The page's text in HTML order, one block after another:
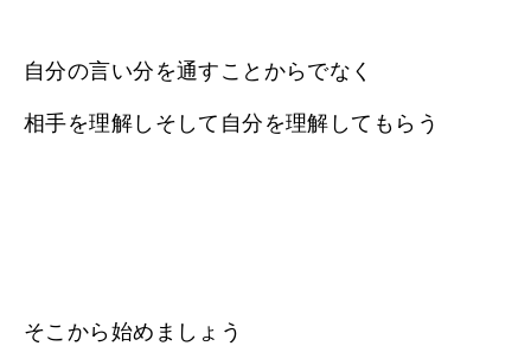
自分の言い分を通すことからでなく
相手を理解しそして自分を理解してもらう
そこから始めましょう